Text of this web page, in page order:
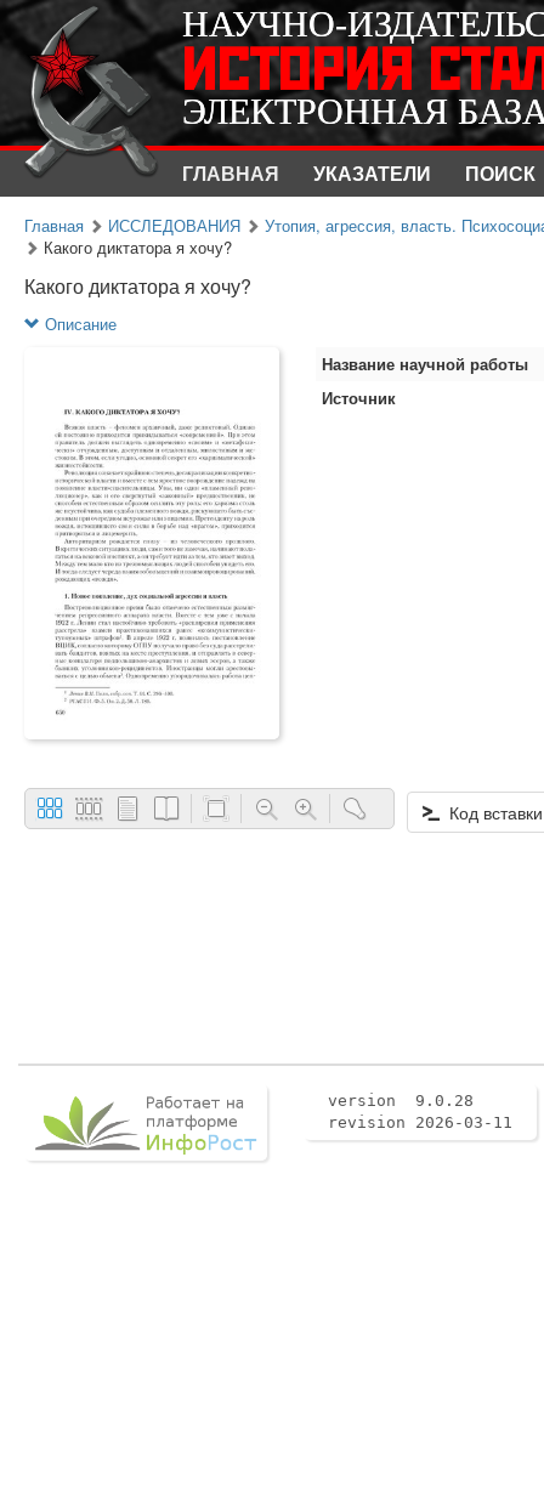
НАУЧНО-
ИСТОРИЯ
ЭЛЕКТРОННАЯ
ГЛАВНАЯ УКАЗАТЕЛИ ПОИСК
НАУЧНО-
ИСТОРИЯ
ЭЛЕКТРОННАЯ
Главная ИССЛЕДОВАНИЯ
Утопия, агрессия, власть.
Какого диктатора я хочу?
Какого диктатора я хочу?
Описание
Название научной работы
Источник
Код вставки
version 9.0.28
revision 2026-03-11